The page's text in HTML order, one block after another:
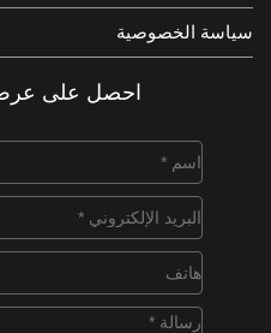
سياسة الخصوصية
احصل على